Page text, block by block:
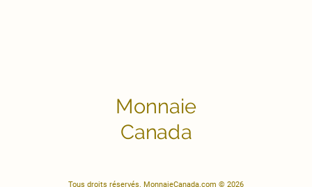
Monnaie
Canada
Tous droits réservés. MonnaieCanada.com © 2026